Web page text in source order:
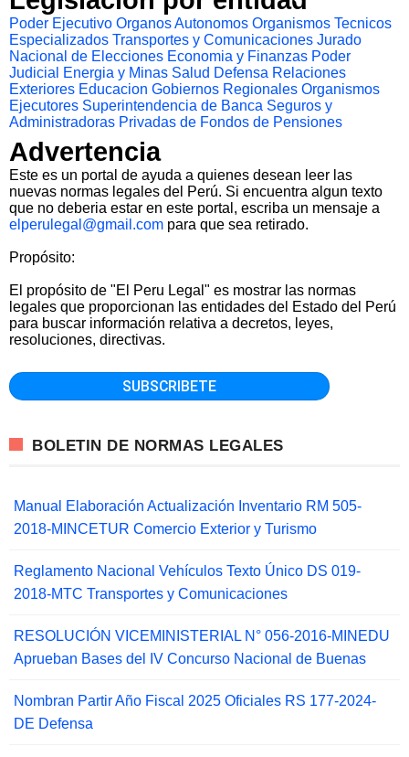
Poder Ejecutivo Organos Autonomos Organismos Tecnicos
Especializados Transportes y Comunicaciones Jurado
Nacional de Elecciones Economia y Finanzas Poder
Judicial
Energia y Minas Salud Defensa Relaciones
Exteriores Educacion Gobiernos Regionales Organismos
Ejecutores Superintendencia de Banca Seguros y
Administradoras Privadas de Fondos de Pensiones
Advertencia
Este es un portal de ayuda a quienes desean leer las
nuevas normas legales del Perú. Si encuentra algun texto
que no deberia estar en este portal, escriba un mensaje a
elperulegal@gmail.com para que sea retirado.
Propósito:
El propósito de "El Peru Legal" es mostrar las normas
legales que proporcionan las entidades del Estado del Perú
para buscar información relativa a decretos, leyes,
resoluciones, directivas.
BOLETIN DE NORMAS LEGALES
Manual Elaboración Actualización Inventario RM 505-
2018-MINCETUR Comercio Exterior y Turismo
Reglamento Nacional Vehículos Texto Único DS 019-
2018-MTC Transportes y Comunicaciones
RESOLUCIÓN VICEMINISTERIAL N° 056-2016-MINEDU
Aprueban Bases del IV Concurso Nacional de Buenas
Nombran Partir Año Fiscal 2025 Oficiales RS 177-2024-
DE Defensa